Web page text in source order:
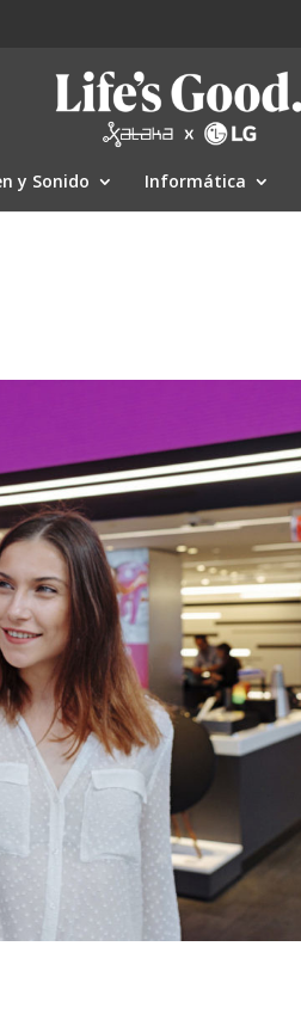
y Sonido Informática